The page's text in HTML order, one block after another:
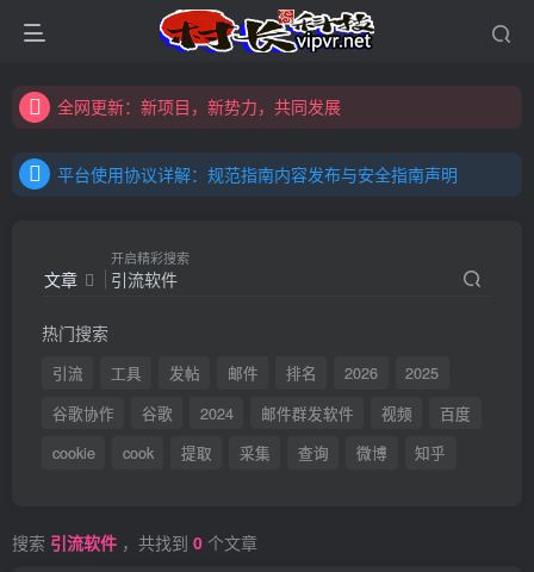
全网更新：新项目，新势力，共同发展
全网更新：新项目，新势力，共同发展
平台使用协议详解：规范指南内容发布与安全指南声明
文章
开启精彩搜索
热门搜索
引流 工具 发帖 邮件 排名 2026
2025
谷歌协作
谷歌 2024 邮件群发软件 视频
百度
cookie
cook 提取 采集 查询 微博 知乎
搜索 引流软件 ，共找到 0 个文章